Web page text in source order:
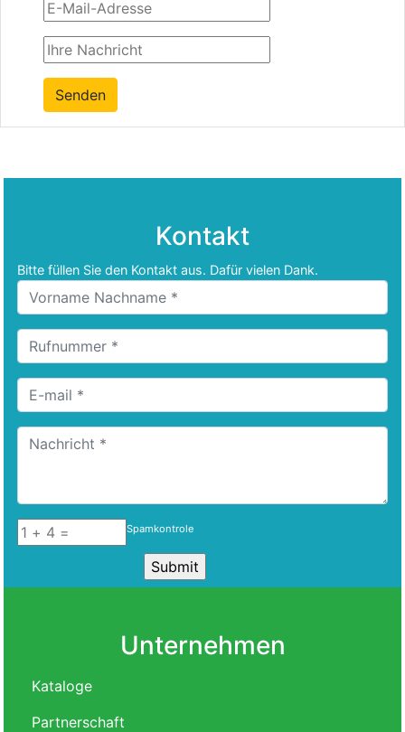
Senden
Kontakt
Bitte füllen Sie den Kontakt aus. Dafür vielen Dank.
Spamkontrole
Unternehmen
Kataloge
Partnerschaft